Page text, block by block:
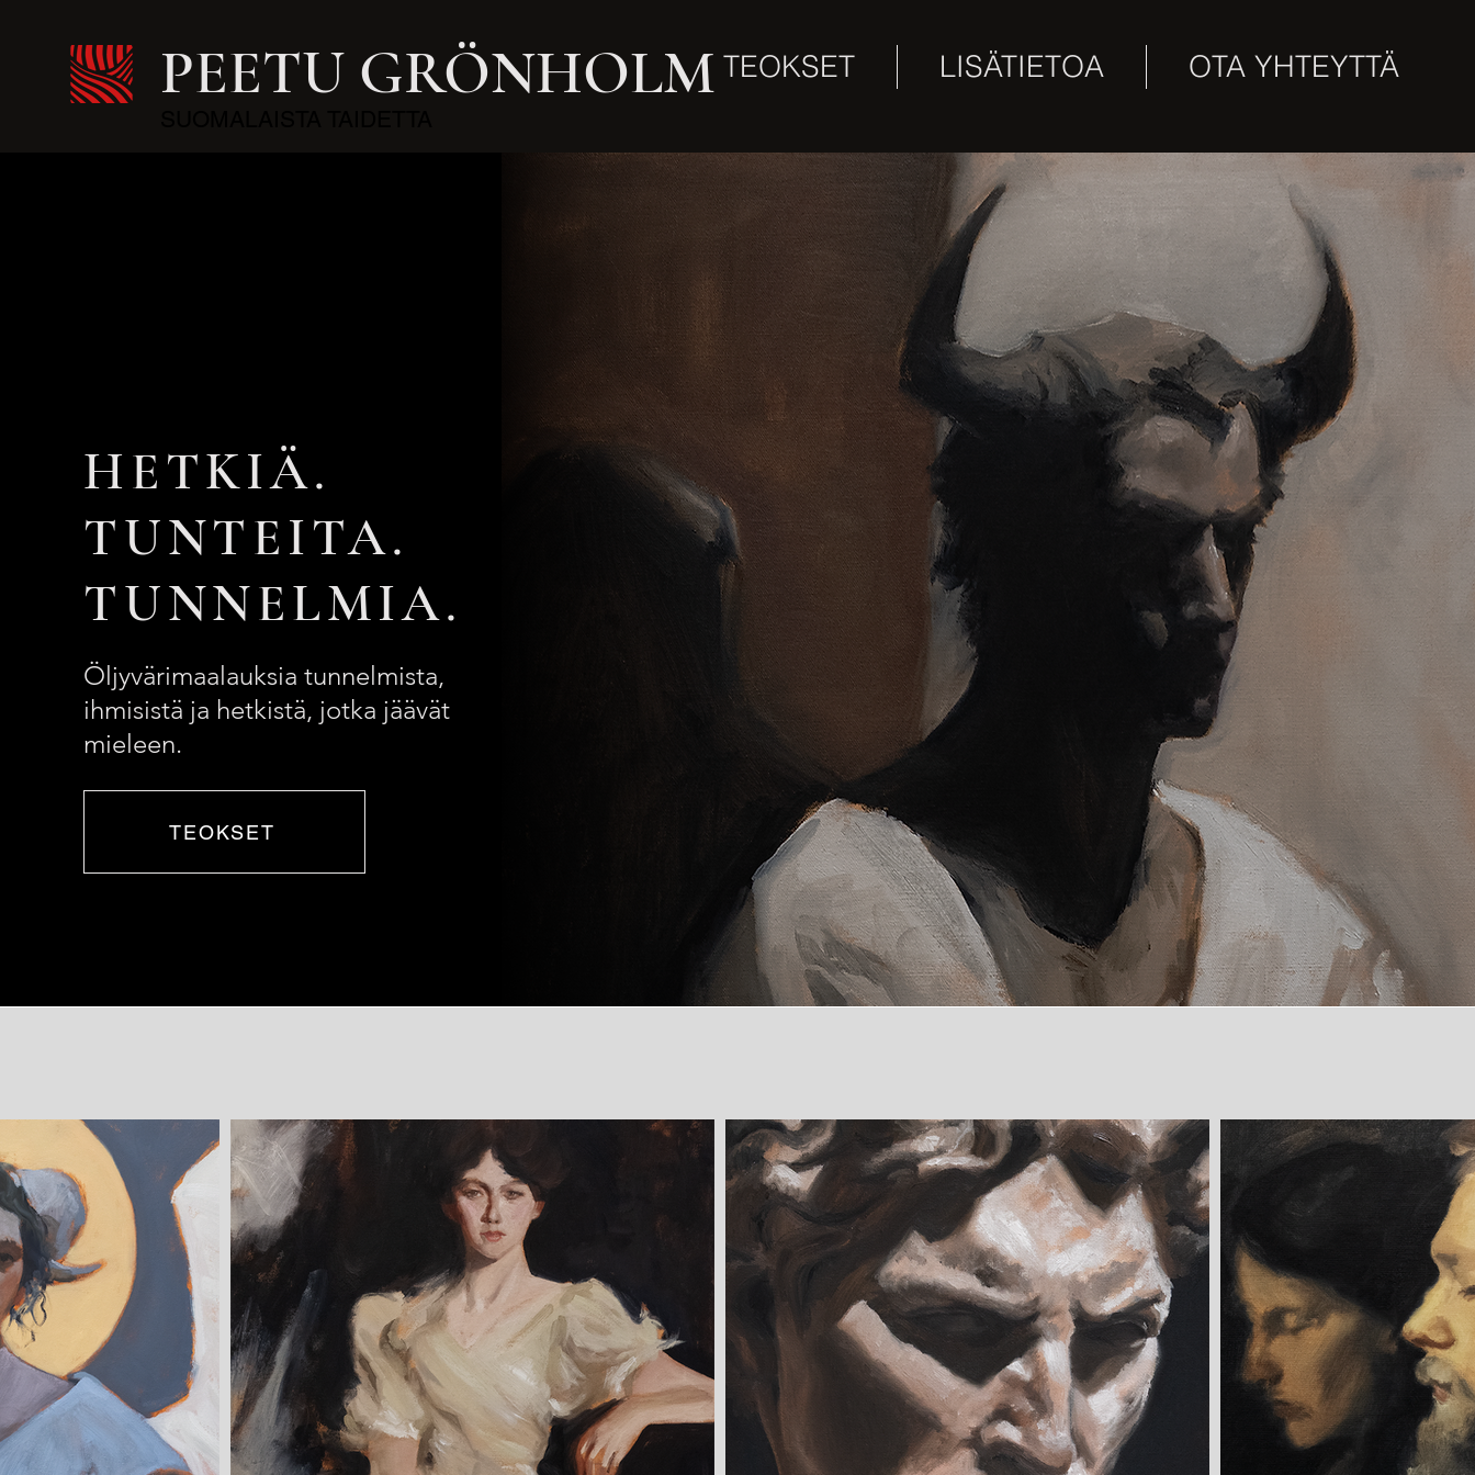
PEETU GRÖNHOLM TEOKSET LISÄTIETOA OTA YHTEYTTÄ
HETKIÄ.
TUNTEITA.
TUNNELMIA.
Öljyvärimaalauksia tunnelmista,
ihmisistä ja hetkistä, jotka jäävät
mieleen.
TEOKSET